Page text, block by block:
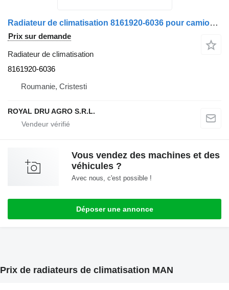
Radiateur de climatisation 8161920-6036 pour camion MAN
Prix sur demande
Radiateur de climatisation
8161920-6036
Roumanie, Cristesti
ROYAL DRU AGRO S.R.L.
Vous vendez des machines et des
véhicules ?
Avec nous, c'est possible !
Déposer une annonce
Prix de radiateurs de climatisation MAN